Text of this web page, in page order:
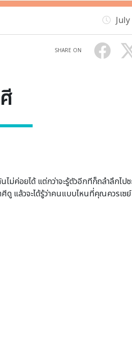
SHARE ON
ม่ค่อยได้ แต่กว่าจะรู้ตัวอีกทีก็ถลำลึกไปซ
ศีดู แล้วจะได้รู้ว่าคนแบบไหนที่คุณควรเซ